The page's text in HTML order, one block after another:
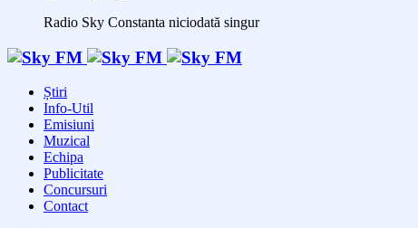
Radio Sky Constanta niciodată singur
Știri
Info-Util
Emisiuni
Muzical
Echipa
Publicitate
Concursuri
Contact